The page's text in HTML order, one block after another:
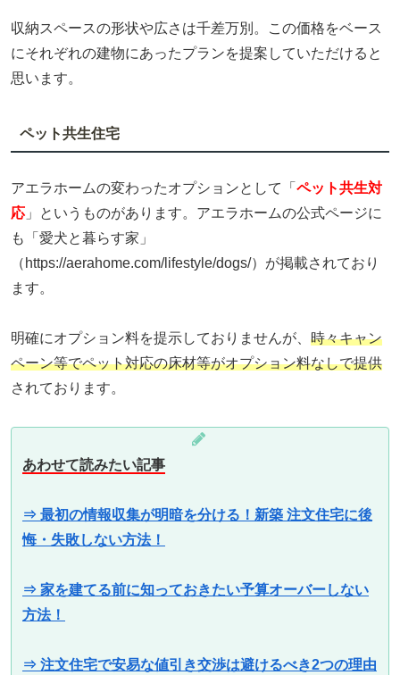
収納スペースの形状や広さは千差万別。この価格をベース
にそれぞれの建物にあったプランを提案していただけると
思います。
ペット共生住宅
アエラホームの変わったオプションとして「 ペット共生対
応 」というものがあります。アエラホームの公式ページに
も「愛犬と暮らす家」
（https://aerahome.com/lifestyle/dogs/）が掲載されており
ます。
明確にオプション料を提示しておりませんが、 時々キャン
ペーン等でペット対応の床材等がオプション料なしで提供
されております。
あわせて読みたい記事
⇒ 最初の情報収集が明暗を分ける！新築 注文住宅に後
悔・失敗しない方法！
⇒ 家を建てる前に知っておきたい予算オーバーしない
方法！
⇒ 注文住宅で安易な値引き交渉は避けるべき2つの理由